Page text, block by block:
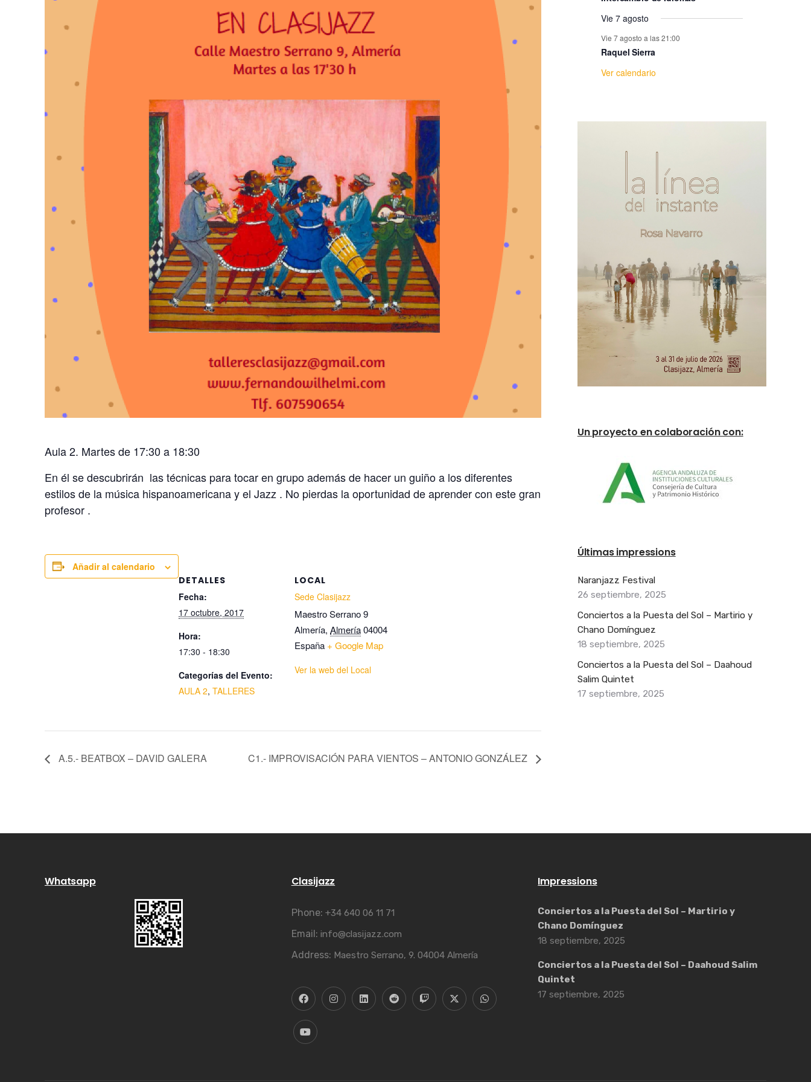
Aula 2. Martes de 17:30 a 18:30
En él se descubrirán las técnicas para tocar en grupo además de hacer un guiño a los diferentes
estilos de la música hispanoamericana y el Jazz . No pierdas la oportunidad de aprender con este gran
profesor .
Añadir al calendario
DETALLES
Fecha:
17 octubre, 2017
Hora:
17:30 - 18:30
Categorías del Evento:
AULA 2, TALLERES
LOCAL
Sede Clasijazz
Maestro Serrano 9
Almería, Almería04004
España + Google Map
Ver la web del Local
A.5.- BEATBOX – DAVID GALERA C1.- IMPROVISACIÓN PARA VIENTOS – ANTONIO GONZÁLEZ
e
E
v
Vie 7 agosto
Vie 7 agosto a las 21:00
Raquel Sierra
Ver calendario
Un proyecto en colaboración con:
Últimas impressions
Naranjazz Festival
26 septiembre, 2025
Conciertos a la Puesta del Sol – Martirio y
Chano Domínguez
18 septiembre, 2025
Conciertos a la Puesta del Sol – Daahoud
Salim Quintet
17 septiembre, 2025
Whatsapp Clasijazz
Phone: +34 640 06 11 71
Email: info@clasijazz.com
Address: Maestro Serrano, 9. 04004 Almería
Impressions
Conciertos a la Puesta del Sol – Martirio y
Chano Domínguez
18 septiembre, 2025
Conciertos a la Puesta del Sol – Daahoud Salim
Quintet
17 septiembre, 2025